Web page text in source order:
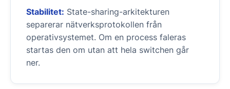
Stabilitet: State-sharing-arkitekturen
separerar nätverksprotokollen från
operativsystemet. Om en process faleras
startas den om utan att hela switchen går
ner.